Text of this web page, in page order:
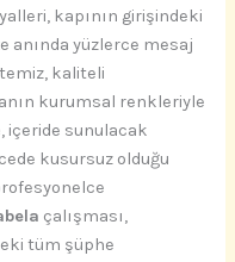
kapının girişindeki
anında yüzlerce mesaj
kaliteli
kurumsal renkleriyle
içeride sunulacak
kusursuz olduğu
çalışması,
tüm şüphe